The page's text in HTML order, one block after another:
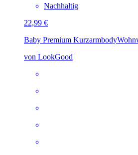
Nachhaltig
22,99 €
Baby Premium Kurzarmbody
von LookGood